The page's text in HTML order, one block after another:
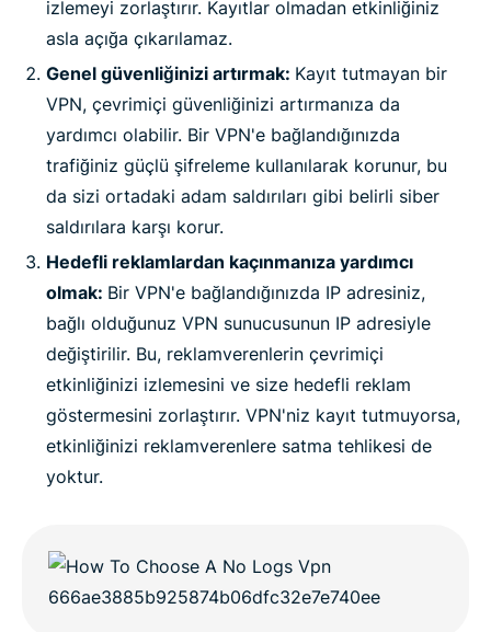
izlemeyi zorlaştırır. Kayıtlar olmadan etkinliğiniz
asla açığa çıkarılamaz.
Genel güvenliğinizi artırmak: Kayıt tutmayan bir
VPN, çevrimiçi güvenliğinizi artırmanıza da
yardımcı olabilir. Bir VPN'e bağlandığınızda
trafiğiniz güçlü şifreleme kullanılarak korunur, bu
da sizi ortadaki adam saldırıları gibi belirli siber
saldırılara karşı korur.
Hedefli reklamlardan kaçınmanıza yardımcı
olmak: Bir VPN'e bağlandığınızda IP adresiniz,
bağlı olduğunuz VPN sunucusunun IP adresiyle
değiştirilir. Bu, reklamverenlerin çevrimiçi
etkinliğinizi izlemesini ve size hedefli reklam
göstermesini zorlaştırır. VPN'niz kayıt tutmuyorsa,
etkinliğinizi reklamverenlere satma tehlikesi de
yoktur.